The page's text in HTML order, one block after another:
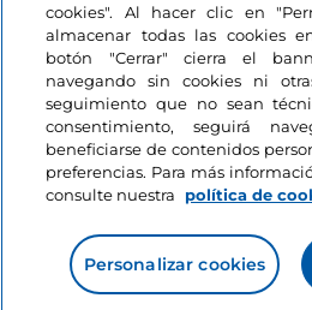
cookies". Al hacer clic en
almacenar todas las cookies
botón "Cerrar" cierra el
navegando sin cookies ni
seguimiento que no sean
consentimiento, seguirá
beneficiarse de contenidos
preferencias. Para más
consulte nuestra
política de
Personalizar cookies